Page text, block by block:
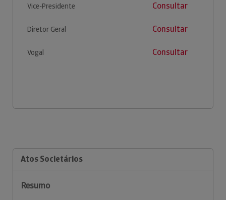
Vice-Presidente Consultar
Diretor Geral Consultar
Vogal Consultar
Atos Societários
Resumo